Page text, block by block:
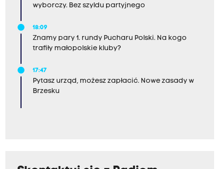
wyborczy. Bez szyldu partyjnego
18:09
Znamy pary 1. rundy Pucharu Polski. Na kogo
trafiły małopolskie kluby?
17:47
Pytasz urząd, możesz zapłacić. Nowe zasady w
Brzesku